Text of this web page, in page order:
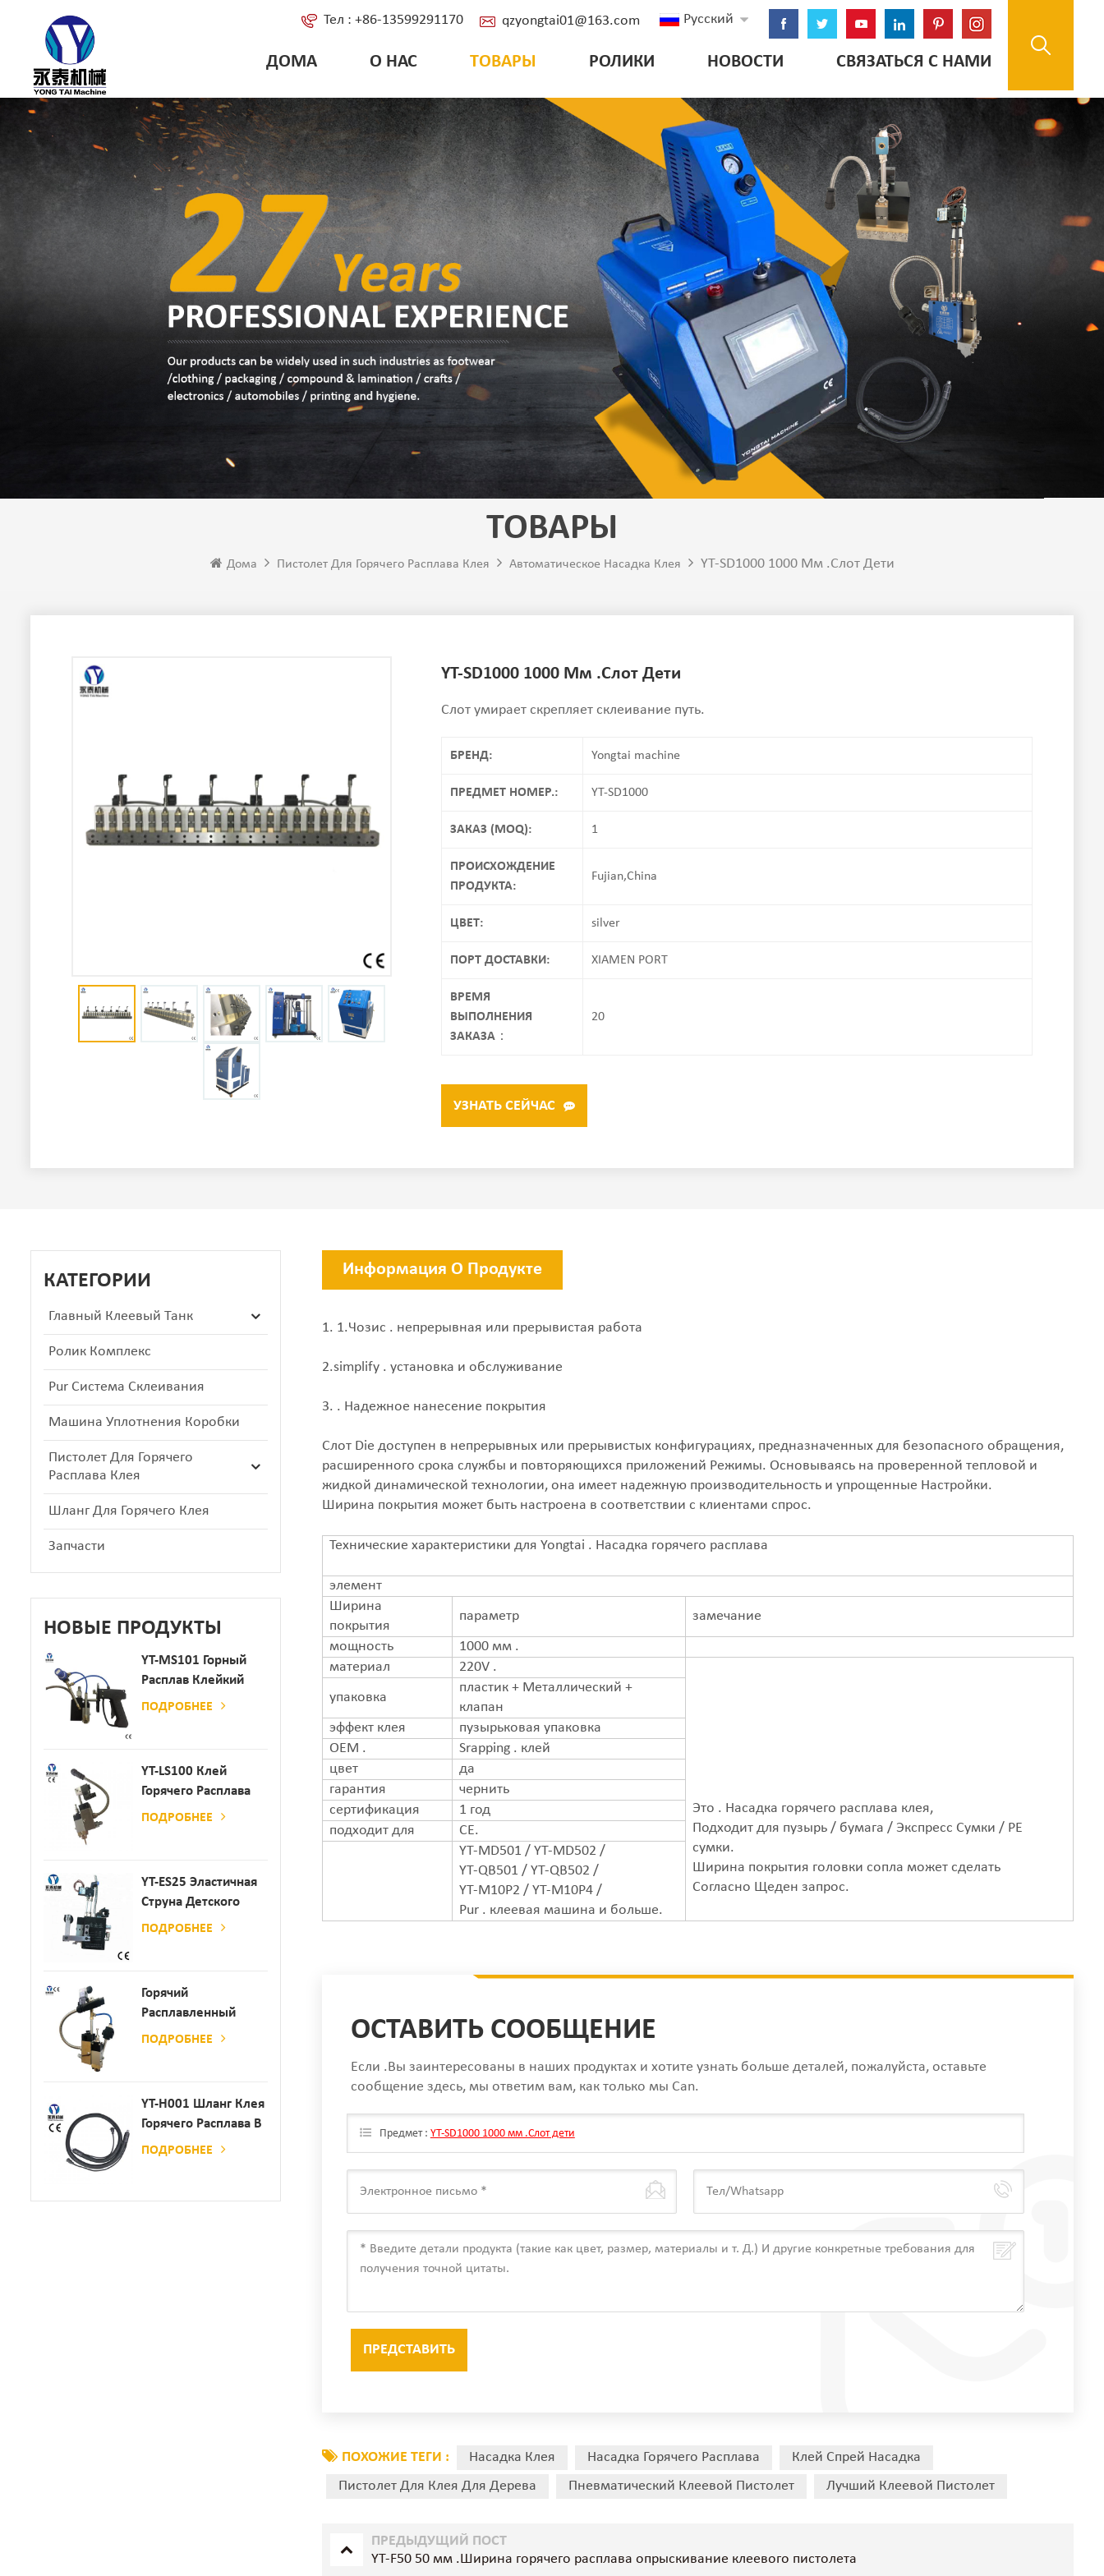
Русский
Тел : +86-13599291170 qzyongtai01@163.com
ДОМА О НАС ТОВАРЫ РОЛИКИ НОВОСТИ СВЯЗАТЬСЯ С НАМИ
ТОВАРЫ
Дома Пистолет Для Горячего Расплава Клея Автоматическое Насадка Клея YT-SD1000 1000 Мм .Слот Дети
YT-SD1000 1000 Мм .Слот Дети
Слот умирает скрепляет склеивание путь.
БРЕНД: Yongtai machine
ПРЕДМЕТ НОМЕР.: YT-SD1000
ЗАКАЗ (MOQ): 1
ПРОИСХОЖДЕНИЕ
ПРОДУКТА:
Fujian,China
ЦВЕТ: silver
ПОРТ ДОСТАВКИ: XIAMEN PORT
ВРЕМЯ
ВЫПОЛНЕНИЯ
ЗАКАЗА：
20
УЗНАТЬ СЕЙЧАС
КАТЕГОРИИ
Главный Клеевый Танк
Ролик Комплекс
Pur Система Склеивания
Машина Уплотнения Коробки
Пистолет Для Горячего
Расплава Клея
Шланг Для Горячего Клея
Запчасти
НОВЫЕ ПРОДУКТЫ
YT-MS101 Горный
Расплав Клейкий
Распылительный
ПОДРОБНЕЕ
YT-LS100 Клей
Горячего Расплава
Клея
ПОДРОБНЕЕ
YT-ES25 Эластичная
Струна Детского
Пеленки
ПОДРОБНЕЕ
Горячий
Расплавленный
Клей
ПОДРОБНЕЕ
YT-H001 Шланг Клея
Горячего Расплава В
Сочетании С
ПОДРОБНЕЕ
Информация О Продукте
1. 1.Чозис . непрерывная или прерывистая работа
2.simplify . установка и обслуживание
3. . Надежное нанесение покрытия
Слот Die доступен в непрерывных или прерывистых конфигурациях, предназначенных для безопасного обращения,
расширенного срока службы и повторяющихся приложений Режимы. Основываясь на проверенной тепловой и
жидкой динамической технологии, она имеет надежную производительность и упрощенные Настройки.
Ширина покрытия может быть настроена в соответствии с клиентами спрос.
Технические характеристики для Yongtai . Насадка горячего расплава
элемент
Ширина
покрытия
параметр
замечание
мощность
1000 мм .
материал
220V .
Это . Насадка горячего расплава клея,
Подходит для пузырь / бумага / Экспресс Сумки / PE
сумки.
Ширина покрытия головки сопла может сделать
Согласно Щеден запрос.
упаковка
пластик + Металлический +
клапан
эффект клея
пузырьковая упаковка
OEM .
Srapping . клей
цвет
да
гарантия
чернить
сертификация
1 год
подходит для
CE.
YT-MD501 / YT-MD502 /
YT-QB501 / YT-QB502 /
YT-M10P2 / YT-M10P4 /
Pur . клеевая машина и больше.
ОСТАВИТЬ СООБЩЕНИЕ
Если .Вы заинтересованы в наших продуктах и хотите узнать больше деталей, пожалуйста, оставьте
сообщение здесь, мы ответим вам, как только мы Can.
Предмет : YT-SD1000 1000 мм .Слот дети
ПОХОЖИЕ ТЕГИ : Насадка Клея Насадка Горячего Расплава
Клей Спрей Насадка
Пистолет Для Клея Для Дерева
Пневматический Клеевой Пистолет Лучший Клеевой Пистолет
ПРЕДЫДУЩИЙ ПОСТ
YT-F50 50 мм .Ширина горячего расплава опрыскивание клеевого пистолета